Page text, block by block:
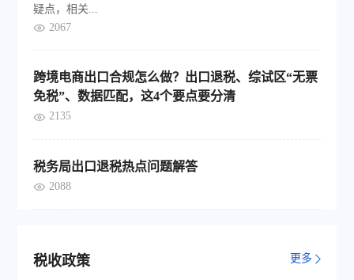
疑点，相关...
2067
跨境电商出口合规怎么做？出口退税、综试区“无票
免税”、数据匹配，这4个要点要分清
2135
税务局出口退税热点问题解答
2088
税收政策 更多